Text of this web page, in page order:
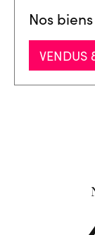
Nos
VENDUS